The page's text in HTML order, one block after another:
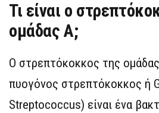
Τι είναι ο
ομάδας Α;
Ο στρεπτόκοκκος της
πυογόνος στρεπτόκοκκος ή
Streptococcus) είναι ένα